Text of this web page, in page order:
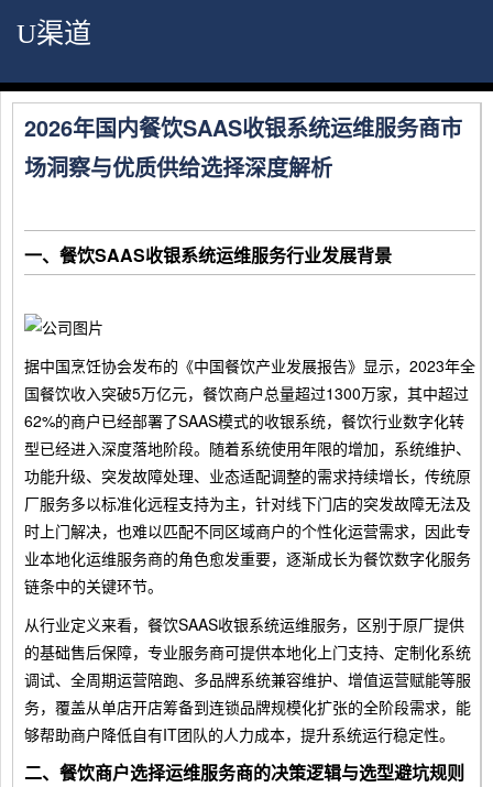
U渠道
2026年国内餐饮SAAS收银系统运维服务商市
场洞察与优质供给选择深度解析
一、餐饮SAAS收银系统运维服务行业发展背景
据中国烹饪协会发布的《中国餐饮产业发展报告》显示，2023年全
国餐饮收入突破5万亿元，餐饮商户总量超过1300万家，其中超过
62%的商户已经部署了SAAS模式的收银系统，餐饮行业数字化转
型已经进入深度落地阶段。随着系统使用年限的增加，系统维护、
功能升级、突发故障处理、业态适配调整的需求持续增长，传统原
厂服务多以标准化远程支持为主，针对线下门店的突发故障无法及
时上门解决，也难以匹配不同区域商户的个性化运营需求，因此专
业本地化运维服务商的角色愈发重要，逐渐成长为餐饮数字化服务
链条中的关键环节。
从行业定义来看，餐饮SAAS收银系统运维服务，区别于原厂提供
的基础售后保障，专业服务商可提供本地化上门支持、定制化系统
调试、全周期运营陪跑、多品牌系统兼容维护、增值运营赋能等服
务，覆盖从单店开店筹备到连锁品牌规模化扩张的全阶段需求，能
够帮助商户降低自有IT团队的人力成本，提升系统运行稳定性。
二、餐饮商户选择运维服务商的决策逻辑与选型避坑规则